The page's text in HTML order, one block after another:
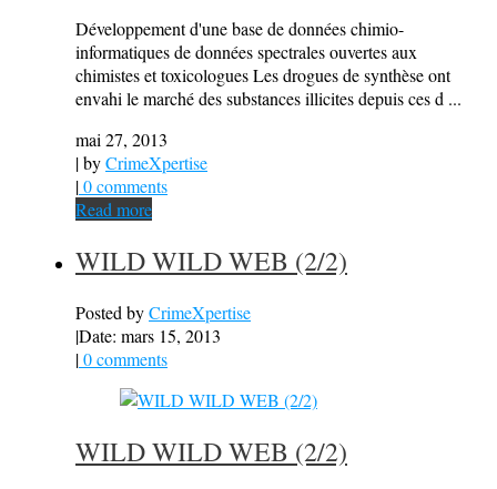
Développement d'une base de données chimio-
informatiques de données spectrales ouvertes aux
chimistes et toxicologues Les drogues de synthèse ont
envahi le marché des substances illicites depuis ces d ...
mai 27, 2013
| byCrimeXpertise
|0 comments
Read more
WILD WILD WEB (2/2)
Posted byCrimeXpertise
|Date: mars 15, 2013
|0 comments
WILD WILD WEB (2/2)